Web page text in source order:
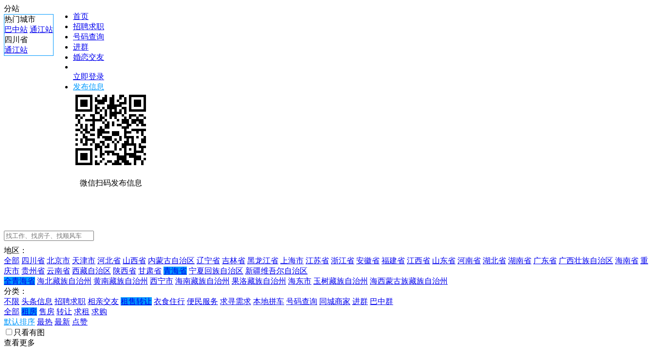
分站
热门城市
巴中站 通江站
四川省
通江站
首页
招聘求职
号码查询
进群
婚恋交友
立即登录
发布信息
微信扫码发布信息
地区：
全部 四川省 北京市 天津市 河北省 山西省 内蒙古自治区 辽宁省 吉林省 黑龙江省 上海市 江苏省 浙江省 安徽省 福建省 江西省 山东省 河南省 湖北省 湖南省 广东省 广西壮族自治区 海南省 重
庆市 贵州省 云南省 西藏自治区 陕西省 甘肃省 青海省 宁夏回族自治区 新疆维吾尔自治区
全青海省 海北藏族自治州 黄南藏族自治州 西宁市 海南藏族自治州 果洛藏族自治州 海东市 玉树藏族自治州 海西蒙古族藏族自治州
分类：
不限 头条信息 招聘求职 相亲交友 租售转让 衣食住行 便民服务 求寻需求 本地拼车 号码查询 同城商家 进群 巴中群
全部 租房 售房 转让 求租 求购
默认排序 最热 最新 点赞
只看有图
查看更多